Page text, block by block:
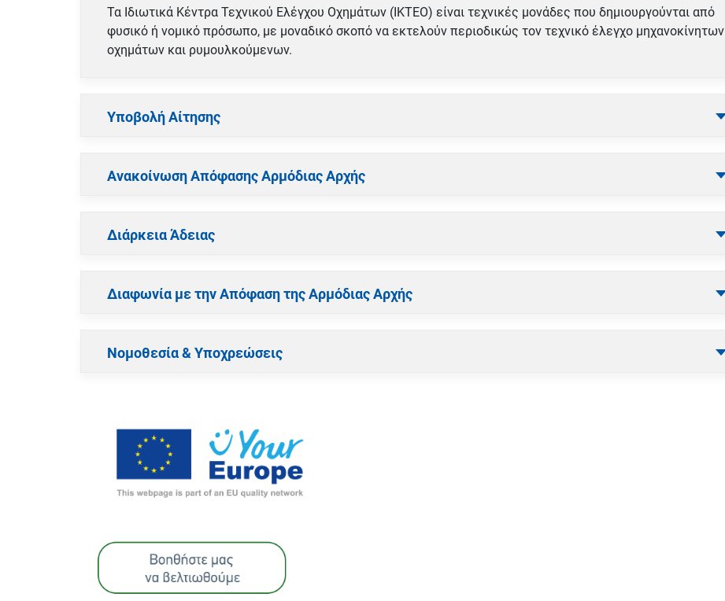
Τα Ιδιωτικά Κέντρα Τεχνικού Ελέγχου Οχημάτων (ΙΚΤΕΟ) είναι τεχνικές μονάδες που δημιουργούνται από
φυσικό ή νομικό πρόσωπο, με μοναδικό σκοπό να εκτελούν περιοδικώς τον τεχνικό έλεγχο μηχανοκίνητων
οχημάτων και ρυμουλκούμενων.
Υποβολή Αίτησης
Ανακοίνωση Απόφασης Αρμόδιας Αρχής
Διάρκεια Άδειας
Διαφωνία με την Απόφαση της Αρμόδιας Αρχής
Νομοθεσία & Υποχρεώσεις